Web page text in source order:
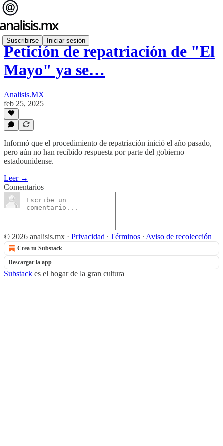
Suscribirse Iniciar sesión
Petición de repatriación de "El
Mayo" ya se…
Analisis.MX
feb 25, 2025
Informó que el procedimiento de repatriación inició el año pasado,
pero aún no han recibido respuesta por parte del gobierno
estadounidense.
Leer →
Comentarios
© 2026 analisis.mx · Privacidad ∙ Términos ∙ Aviso de recolección
Crea tu Substack
Descargar la app
Substack es el hogar de la gran cultura